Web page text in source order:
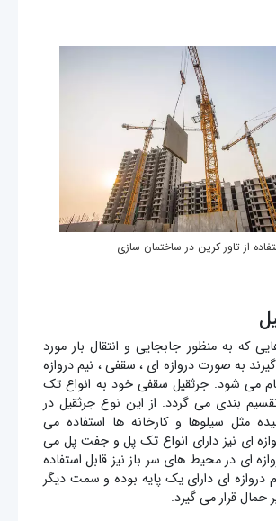
از تاور کرین در ساختمان سازی
که به منظور جابجایی و انتقال بار مورد
به صورت دروازه ای ، سقفی ، نیم دروازه
می شود. جرثقیل سقفی خود به انواع تک
بندی می گردد. از این نوع جرثقیل در
مثل سیلوها و کارخانه ها استفاده می
ای نیز دارای انواع تک پل و جفت پل می
ای در محیط های سر باز نیز قابل استفاده
دروازه ای دارای یک پایه بوده و سمت دیگر
حمال قرار می گیرد.